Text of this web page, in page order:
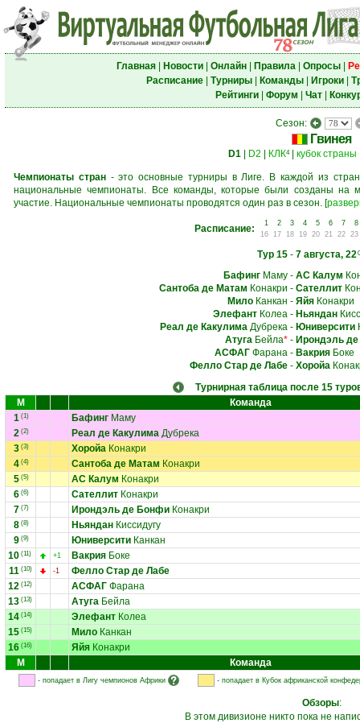
Главная| Новости| Онлайн| Правила| Опросы|
Расписание| Турниры| Команды| Игроки|
Рейтинги| Форум Чат|
Сезон:
Гвинея
D1 D2 КЛК4| кубок страны
Чемпионаты стран- это основные турниры в Лиге. В каждой из
национальные чемпионаты. Все команды, которые были созданы на
участие. Национальные чемпионаты проводятся один раз в сезон. [
Расписание: 1 2 3 4 5 6 7
8
16
17 18 19 20 21 22 23
Тур 15- 7 августа, 22
БафингМаму- АС Калум
Сантоба де Матам Конакри - Сателлит
МилоКанкан - ЯйяКонакри
ЭлефантКолеа- Ньяндан
Реал де КакулимаДубрека- Юниверсити
АтугаБейла*- Ирондэль
АСФАГФарана- ВакрияБоке
Фелло Стар де Лабе- Хоройа
Турнирная таблица после 15
М
Команда
1 (1) Бафинг Маму
2 (2) Реал де Какулима Дубрека
3 (3) Хоройа Конакри
4 (4) Сантоба де Матам Конакри
5 (5) АС Калум Конакри
6 (6) Сателлит Конакри
7 (7) Ирондэль де Бонфи Конакри
8 (8) Ньяндан Киссидугу
9 (9) Юниверсити Канкан
10 (11) +1 Вакрия Боке
11 (10) -1
Фелло Стар де Лабе
12 (12) АСФАГ Фарана
13 (13) Атуга Бейла
14 (14) Элефант Колеа
15 (15) Мило Канкан
16 (16) Яйя Конакри
М
Команда
- попадает в Лигу чемпионов Африки - попадает в Кубок африканской
Обзоры:
В этом дивизионе никто пока не